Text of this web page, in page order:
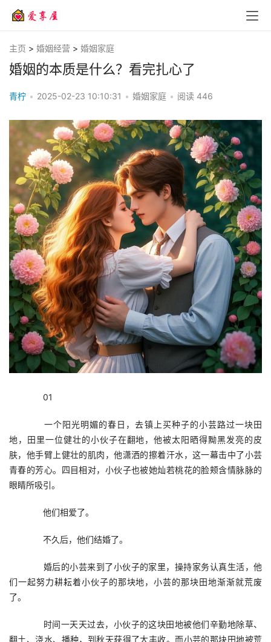
主页 > 婚姻经营 > 婚姻家庭
婚姻的本质是什么？看完扎心了
青柠 • 2025-02-23 10:10:31 • 婚姻家庭 • 阅读 446
01
一个阳光明媚的春日，去镇上买种子的小芸路过一块田
地，田里一位健壮的小伙子在翻地，他被太阳晒得黝黑发亮的皮
肤，他手臂上健壮的肌肉，他潇洒的擦着汗水，这一幕击中了小芸
青春的芳心。四目相对，小伙子也被她灿若桃花的脸颊含情脉脉的
眼睛所吸引。
他们相爱了。
不久后，他们结婚了。
婚后的小芸来到了小伙子的家里，操持家务认真生活，他
们一起努力耕耘着小伙子的那块地，小芸的那块田地渐渐就荒废
了。
时间一天天过去，小伙子的这块田地被他们辛勤地除草、
翻土、浇水、播种，到秋天获得了大丰收。而小芸的那块田地被荒